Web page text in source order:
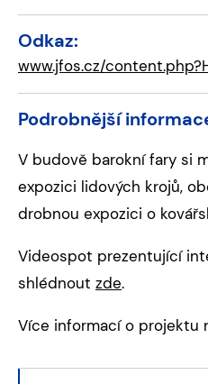
Odkaz:
www.jfos.cz/
Podrobnější
V budově barokní fary si
expozici lidových krojů,
drobnou expozici o
Videospot prezentující
shlédnout zde.
Více informací o projektu